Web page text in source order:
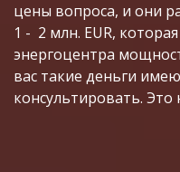
цены вопроса, и они
1 -  2 млн. EUR,
энергоцентра
вас такие деньги
консультировать. Это